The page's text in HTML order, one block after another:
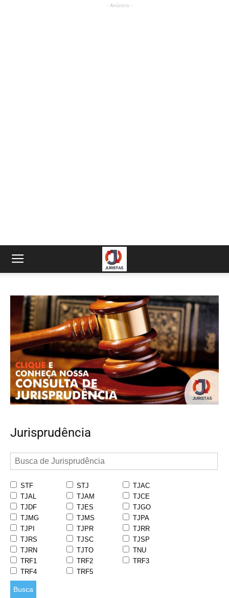
- Anúncio -
Jurisprudência
STF STJ
TJAC
TJAL
TJAM
TJCE
TJDF
TJES
TJGO
TJMG
TJMS
TJPA
TJPI
TJPR
TJRR
TJRS
TJSC
TJSP
TJRN
TJTO
TNU
TRF1
TRF2
TRF3
TRF4
TRF5
Busca